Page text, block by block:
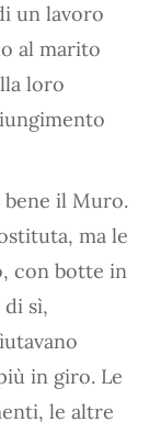
un lavoro
al marito
loro
bene il Muro.
ma le
con botte in
sì,
in giro. Le
le altre